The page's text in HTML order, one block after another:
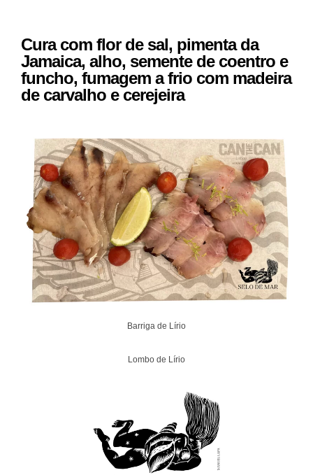
Cura com flor de sal, pimenta da
Jamaica, alho, semente de coentro e
funcho, fumagem a frio com madeira
de carvalho e cerejeira
Barriga de Lírio
Lombo de Lírio